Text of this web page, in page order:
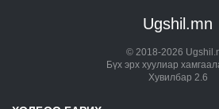
Ugshil.mn
© 2018-2026
Бүх эрх хуулиар
Хувилбар 2.6